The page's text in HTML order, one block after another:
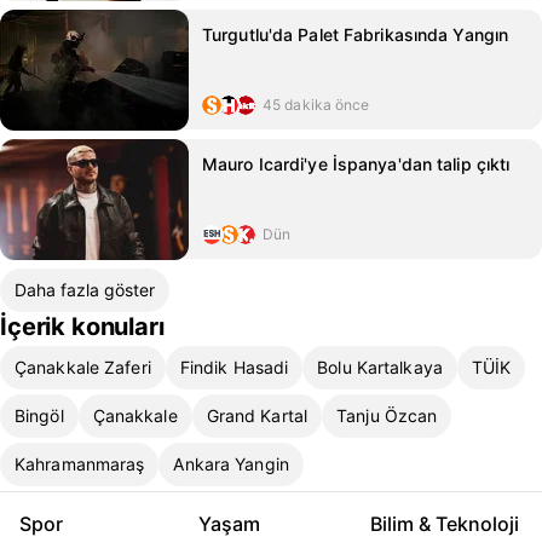
Turgutlu'da Palet Fabrikasında Yangın
45 dakika önce
Mauro Icardi'ye İspanya'dan talip çıktı
Dün
Daha fazla göster
İçerik konuları
Çanakkale Zaferi Findik Hasadi Bolu Kartalkaya TÜİK
Bingöl Çanakkale Grand Kartal Tanju Özcan
Kahramanmaraş Ankara Yangin
Spor Yaşam Bilim & Teknoloji